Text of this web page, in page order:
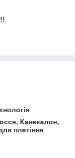
Канекалон,
плетіння